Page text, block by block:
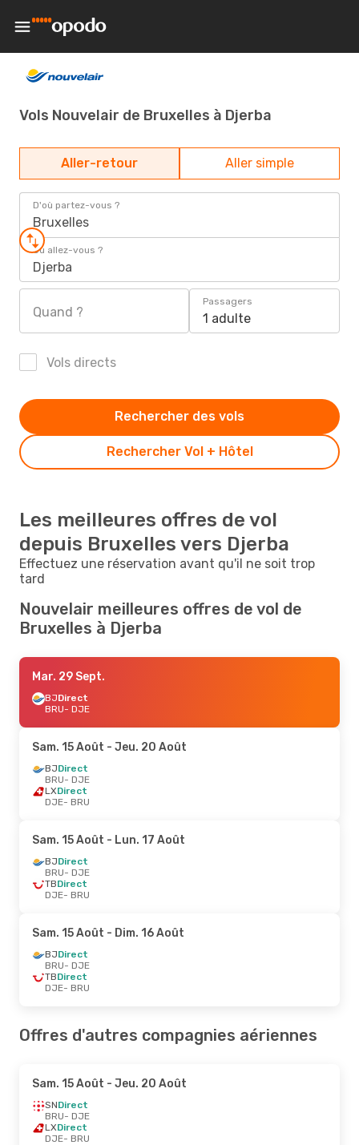
Vols Nouvelair de Bruxelles à Djerba
Aller-retour Aller simple
D'où partez-vous ?
Bruxelles
Où allez-vous ?
Djerba
Quand ?
Passagers
1 adulte
Vols directs
Rechercher Vol + Hôtel
Rechercher des vols
Les meilleures offres de vol
depuis Bruxelles vers Djerba
Effectuez une réservation avant qu'il ne soit trop
tard
Nouvelair meilleures offres de vol de
Bruxelles à Djerba
Mar. 29 Sept.
BJDirect
BRU- DJE
Sam. 15 Août - Jeu. 20 Août
BJDirect
BRU- DJE
LXDirect
DJE- BRU
Sam. 15 Août - Lun. 17 Août
BJDirect
BRU- DJE
TBDirect
DJE- BRU
Sam. 15 Août - Dim. 16 Août
BJDirect
BRU- DJE
TBDirect
DJE- BRU
Offres d'autres compagnies aériennes
Sam. 15 Août - Jeu. 20 Août
SNDirect
BRU- DJE
LXDirect
DJE- BRU